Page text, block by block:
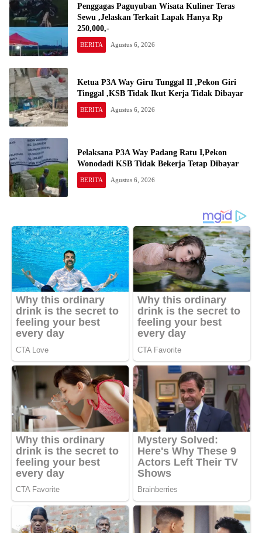
Penggagas Paguyuban Wisata Kuliner Teras
Sewu ,Jelaskan Terkait Lapak Hanya Rp
250,000,-
BERITA Agustus 6, 2026
Ketua P3A Way Giru Tunggal II ,Pekon Giri
Tinggal ,KSB Tidak Ikut Kerja Tidak Dibayar
BERITA Agustus 6, 2026
Pelaksana P3A Way Padang Ratu I,Pekon
Wonodadi KSB Tidak Bekerja Tetap Dibayar
BERITA Agustus 6, 2026